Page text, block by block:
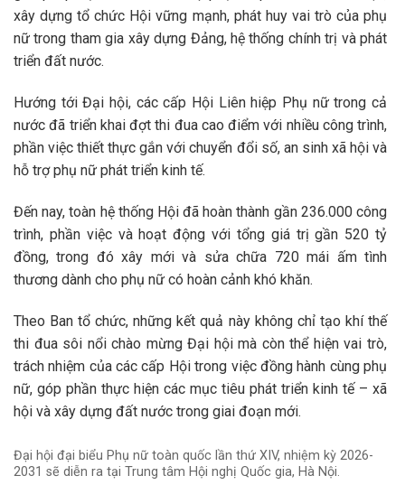
xây dựng tổ chức Hội vững mạnh, phát huy vai trò của phụ
nữ trong tham gia xây dựng Đảng, hệ thống chính trị và phát
triển đất nước.
Hướng tới Đại hội, các cấp Hội Liên hiệp Phụ nữ trong cả
nước đã triển khai đợt thi đua cao điểm với nhiều công trình,
phần việc thiết thực gắn với chuyển đổi số, an sinh xã hội và
hỗ trợ phụ nữ phát triển kinh tế.
Đến nay, toàn hệ thống Hội đã hoàn thành gần 236.000 công
trình, phần việc và hoạt động với tổng giá trị gần 520 tỷ
đồng, trong đó xây mới và sửa chữa 720 mái ấm tình
thương dành cho phụ nữ có hoàn cảnh khó khăn.
Theo Ban tổ chức, những kết quả này không chỉ tạo khí thế
thi đua sôi nổi chào mừng Đại hội mà còn thể hiện vai trò,
trách nhiệm của các cấp Hội trong việc đồng hành cùng phụ
nữ, góp phần thực hiện các mục tiêu phát triển kinh tế – xã
hội và xây dựng đất nước trong giai đoạn mới.
Đại hội đại biểu Phụ nữ toàn quốc lần thứ XIV, nhiệm kỳ 2026-
2031 sẽ diễn ra tại Trung tâm Hội nghị Quốc gia, Hà Nội.